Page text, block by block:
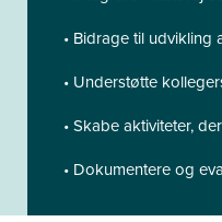
• Bidrage til
• Understøtte
• Skabe aktiviteter,
• Dokumentere og